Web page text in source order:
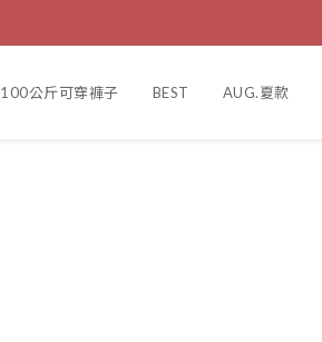
100公斤可穿褲子 BEST AUG.夏款